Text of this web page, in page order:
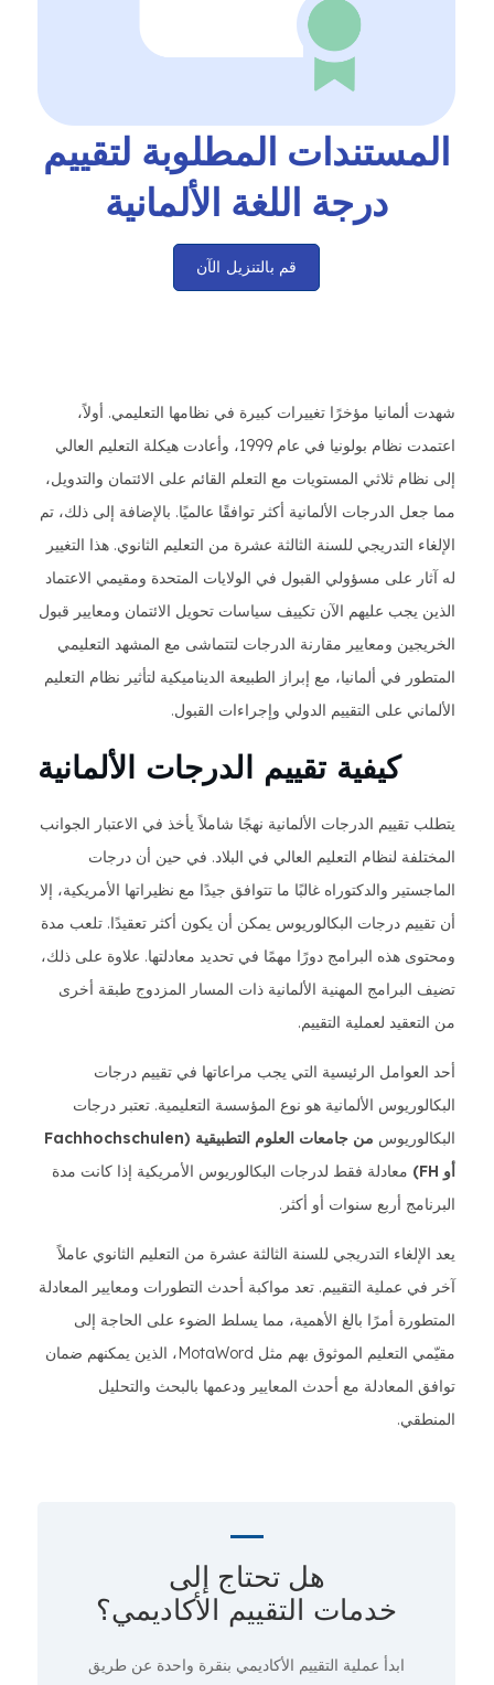
المستندات المطلوبة لتقييم
درجة اللغة الألمانية
قم بالتنزيل الآن
شهدت ألمانيا مؤخرًا تغييرات كبيرة في نظامها التعليمي. أولاً،
اعتمدت نظام بولونيا في عام 1999، وأعادت هيكلة التعليم العالي
إلى نظام ثلاثي المستويات مع التعلم القائم على الائتمان والتدويل،
مما جعل الدرجات الألمانية أكثر توافقًا عالميًا. بالإضافة إلى ذلك، تم
الإلغاء التدريجي للسنة الثالثة عشرة من التعليم الثانوي. هذا التغيير
له آثار على مسؤولي القبول في الولايات المتحدة ومقيمي الاعتماد
الذين يجب عليهم الآن تكييف سياسات تحويل الائتمان ومعايير قبول
الخريجين ومعايير مقارنة الدرجات لتتماشى مع المشهد التعليمي
المتطور في ألمانيا، مع إبراز الطبيعة الديناميكية لتأثير نظام التعليم
الألماني على التقييم الدولي وإجراءات القبول.
كيفية تقييم الدرجات الألمانية
يتطلب تقييم الدرجات الألمانية نهجًا شاملاً يأخذ في الاعتبار الجوانب
المختلفة لنظام التعليم العالي في البلاد. في حين أن درجات
الماجستير والدكتوراه غالبًا ما تتوافق جيدًا مع نظيراتها الأمريكية، إلا
أن تقييم درجات البكالوريوس يمكن أن يكون أكثر تعقيدًا. تلعب مدة
ومحتوى هذه البرامج دورًا مهمًا في تحديد معادلتها. علاوة على ذلك،
تضيف البرامج المهنية الألمانية ذات المسار المزدوج طبقة أخرى
من التعقيد لعملية التقييم.
أحد العوامل الرئيسية التي يجب مراعاتها في تقييم درجات
البكالوريوس الألمانية هو نوع المؤسسة التعليمية. تعتبر درجات
البكالوريوس
من جامعات العلوم التطبيقية (Fachhochschulen
أو FH)
معادلة فقط لدرجات البكالوريوس الأمريكية إذا كانت مدة
البرنامج أربع سنوات أو أكثر.
يعد الإلغاء التدريجي للسنة الثالثة عشرة من التعليم الثانوي عاملاً
آخر في عملية التقييم. تعد مواكبة أحدث التطورات ومعايير المعادلة
المتطورة أمرًا بالغ الأهمية، مما يسلط الضوء على الحاجة إلى
مقيّمي التعليم الموثوق بهم مثل MotaWord، الذين يمكنهم ضمان
توافق المعادلة مع أحدث المعايير ودعمها بالبحث والتحليل
المنطقي.
هل تحتاج إلى
خدمات التقييم الأكاديمي؟
ابدأ عملية التقييم الأكاديمي بنقرة واحدة عن طريق